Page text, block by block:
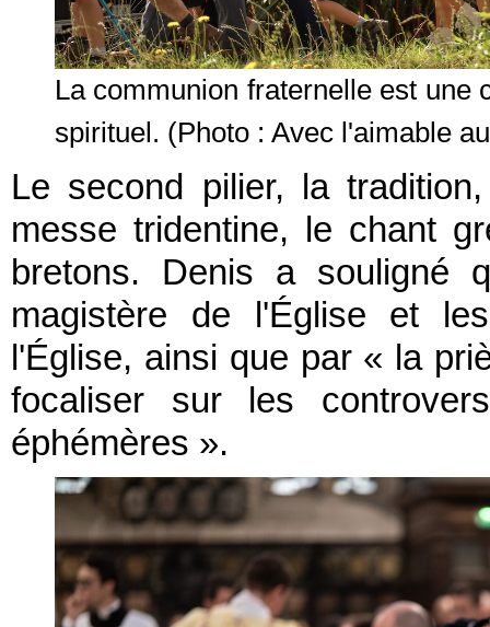
La communion fraternelle est une
spirituel. (Photo : Avec l'aimable
Le second pilier, la
messe tridentine, le chant
bretons. Denis a souligné
magistère de l'Église et
l'Église, ainsi que par « la
focaliser sur les
éphémères ».